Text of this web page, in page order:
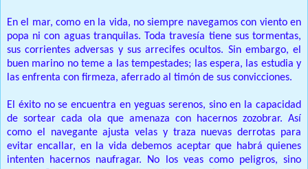
En el mar, como en la vida, no siempre navegamos con viento en
popa ni con aguas tranquilas. Toda travesía tiene sus tormentas,
sus corrientes adversas y sus arrecifes ocultos. Sin embargo, el
buen marino no teme a las tempestades; las espera, las estudia y
las enfrenta con firmeza, aferrado al timón de sus convicciones.
El éxito no se encuentra en yeguas serenos, sino en la capacidad
de sortear cada ola que amenaza con hacernos zozobrar. Así
como el navegante ajusta velas y traza nuevas derrotas para
evitar encallar, en la vida debemos aceptar que habrá quienes
intenten hacernos naufragar. No los veas como peligros, sino